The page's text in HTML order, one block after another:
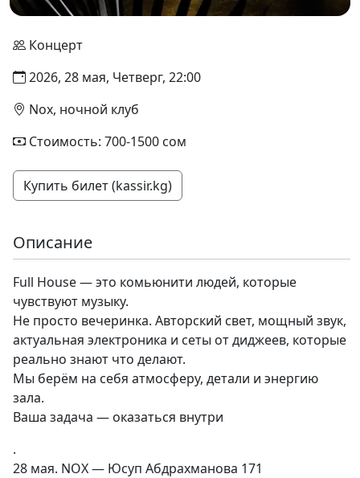
Концерт
2026, 28 мая, Четверг, 22:00
Nox, ​ночной клуб
Стоимость: 700-1500 сом
Купить билет (kassir.kg)
Описание
Full House — это комьюнити людей, которые
чувствуют музыку.
Не просто вечеринка. Авторский свет, мощный звук,
актуальная электроника и сеты от диджеев, которые
реально знают что делают.
Мы берём на себя атмосферу, детали и энергию
зала.
Ваша задача — оказаться внутри
.
28 мая. NOX — Юсуп Абдрахманова 171